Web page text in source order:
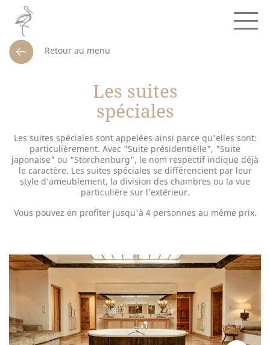
Retour au menu
Les suites
spéciales
Les suites spéciales sont appelées ainsi parce qu'elles sont:
particulièrement. Avec "Suite présidentielle", "Suite
japonaise" ou "Storchenburg", le nom respectif indique déjà
le caractère. Les suites spéciales se différencient par leur
style d’ameublement, la division des chambres ou la vue
particulière sur l’extérieur.
Vous pouvez en profiter jusqu'à 4 personnes au même prix.